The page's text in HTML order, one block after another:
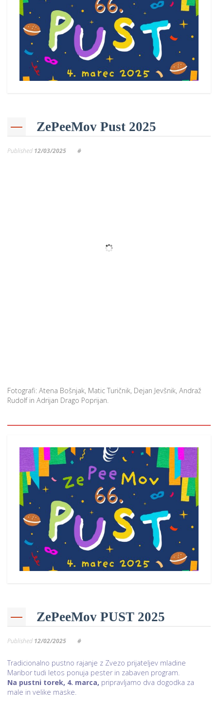
ZePeeMov Pust 2025
Published 12/03/2025 #
Fotografi: Atena Bošnjak, Matic Turičnik, Dejan Jevšnik, Andraž
Rudolf in Adrijan Drago Poprijan.
ZePeeMov PUST 2025
Published 12/02/2025 #
Tradicionalno pustno rajanje z Zvezo prijateljev mladine
Maribor tudi letos ponuja pester in zabaven program.
Na pustni torek, 4. marca, pripravljamo dva dogodka za
male in velike maske.